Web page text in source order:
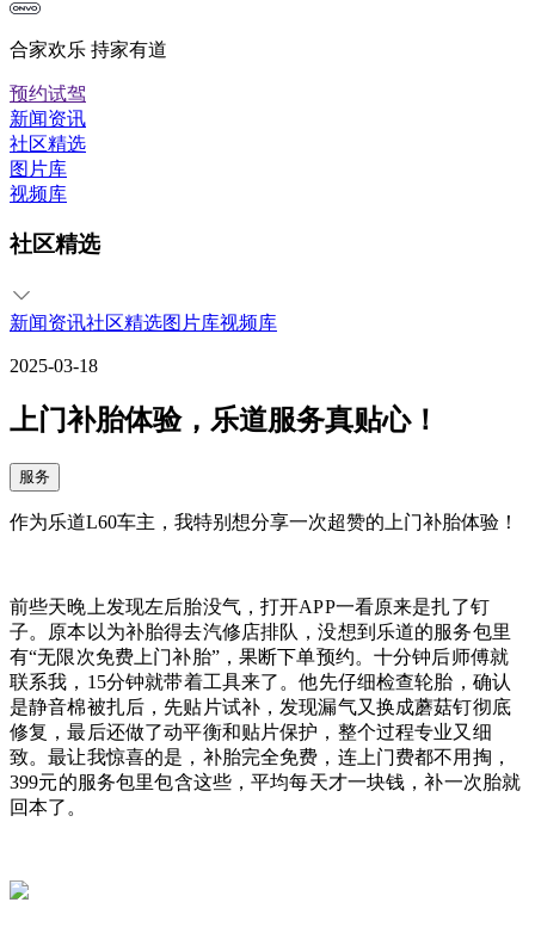
合家欢乐 持家有道
预约试驾
新闻资讯
社区精选
图片库
视频库
社区精选
新闻资讯社区精选图片库视频库
2025-03-18
上门补胎体验，乐道服务真贴心！
服务
作为乐道L60车主，我特别想分享一次超赞的上门补胎体验！
前些天晚上发现左后胎没气，打开APP一看原来是扎了钉
子。原本以为补胎得去汽修店排队，没想到乐道的服务包里
有“无限次免费上门补胎”，果断下单预约。十分钟后师傅就
联系我，15分钟就带着工具来了。他先仔细检查轮胎，确认
是静音棉被扎后，先贴片试补，发现漏气又换成蘑菇钉彻底
修复，最后还做了动平衡和贴片保护，整个过程专业又细
致。最让我惊喜的是，补胎完全免费，连上门费都不用掏，
399元的服务包里包含这些，平均每天才一块钱，补一次胎就
回本了。